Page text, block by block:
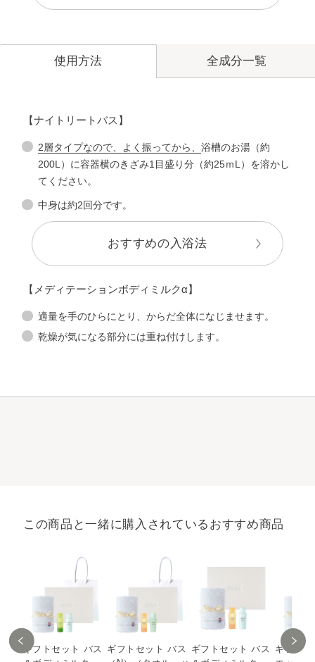
使用方法
【ナイトリートバス】
2層タイプなので、よく振ってから、浴槽のお湯（約
200L）に容器横のきざみ1目盛り分（約25ｍL）を溶かし
てください。
中身は約2回分です。
おすすめの入浴法
【メディテーションボディミルクα】
適量を手のひらにとり、からだ全体になじませます。
乾燥が気になる部分には重ね付けします。
全成分一覧
この商品と一緒に購入されているおすすめ商品
ギフトセット バス
ギフトセット バス
ギフトセット バス
ギフト